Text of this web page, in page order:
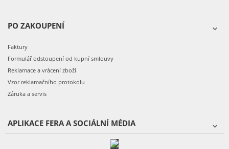
PO ZAKOUPENÍ
Faktury
Formulář odstoupení od kupní smlouvy
Reklamace a vrácení zboží
Vzor reklamačního protokolu
Záruka a servis
APLIKACE FERA A SOCIÁLNÍ MÉDIA